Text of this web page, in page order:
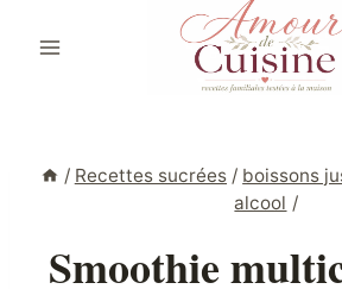
/ Recettes sucrées / boissons
alcool /
Smoothie